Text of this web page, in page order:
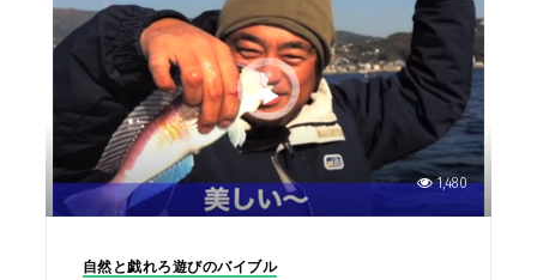
1,480
自然と戯れろ遊びのバイブル